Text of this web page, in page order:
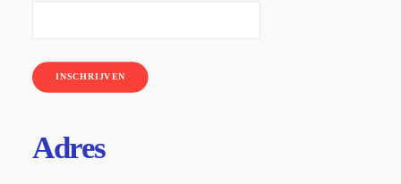
INSCHRIJVEN
Adres